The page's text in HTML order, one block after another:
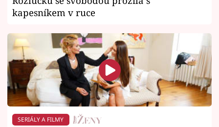
kapesníkem v ruce
SERIÁLY A FILMY